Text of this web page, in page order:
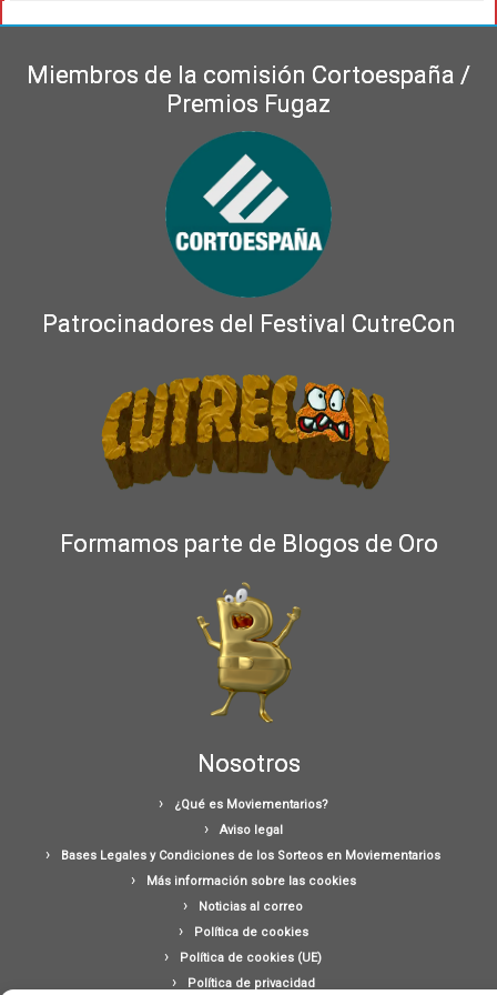
Miembros de la comisión Cortoespaña /
Premios Fugaz
Patrocinadores del Festival CutreCon
Formamos parte de Blogos de Oro
Nosotros
¿Qué es Moviementarios?
Aviso legal
Bases Legales y Condiciones de los Sorteos en Moviementarios
Más información sobre las cookies
Noticias al correo
Política de cookies
Política de cookies (UE)
Política de privacidad